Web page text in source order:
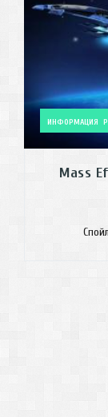
ИНФОРМАЦИЯ
Mass